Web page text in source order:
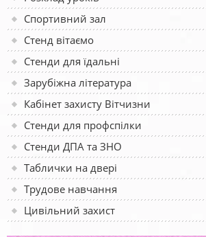
Спортивний зал
Стенд вітаємо
Стенди для їдальні
Зарубіжна література
Кабінет захисту Вітчизни
Стенди для профспілки
Стенди ДПА та ЗНО
Таблички на двері
Трудове навчання
Цивільний захист